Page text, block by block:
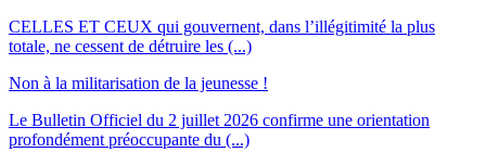
CELLES ET CEUX qui gouvernent, dans l’illégitimité la plus
totale, ne cessent de détruire les (...)
Non à la militarisation de la jeunesse !
Le Bulletin Officiel du 2 juillet 2026 confirme une orientation
profondément préoccupante du (...)